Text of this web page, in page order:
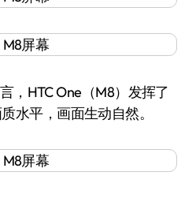
HTC One（M8）发挥了
水平，画面生动自然。